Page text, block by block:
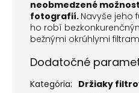
neobmedzené
fotografií. Navyše jeho
ho robí
bežnými okrúhlymi
Dodatočné
Kategória: Držiaky